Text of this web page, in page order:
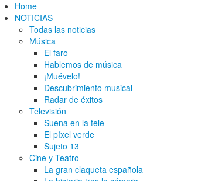
Home
NOTICIAS
Todas las noticias
Música
El faro
Hablemos de música
¡Muévelo!
Descubrimiento musical
Radar de éxitos
Televisión
Suena en la tele
El píxel verde
Sujeto 13
Cine y Teatro
La gran claqueta española